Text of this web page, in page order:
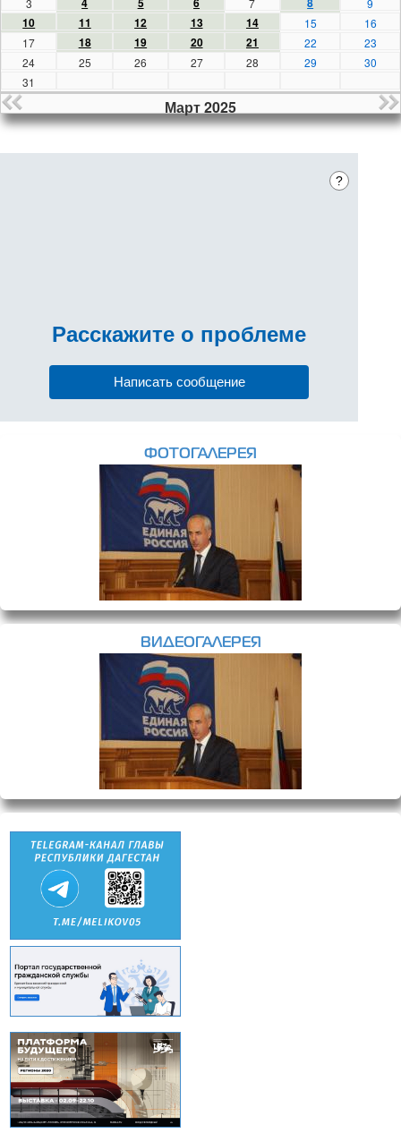
3 7 9
10 11 12 13 14 15
16
17
18 19 20 21 22
23
24
25 26 27 28 29
30
31
Март 2025
?
Расскажите о проблеме
Написать сообщение
ФОТОГАЛЕРЕЯ
ВИДЕОГАЛЕРЕЯ